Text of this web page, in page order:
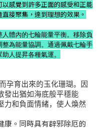
感覺到許多正面的感受和正能
接聚集，達到理想的效果。
體內的七輪能量平衡。移除負
為能量協調。通過佩戴七輪手
人提昇各種氣運。
孕育出來的玉化珊瑚。因
發出猶如海底般平穩能
力和負面情緒，使人煥然
康。同時具有辟邪除厄的